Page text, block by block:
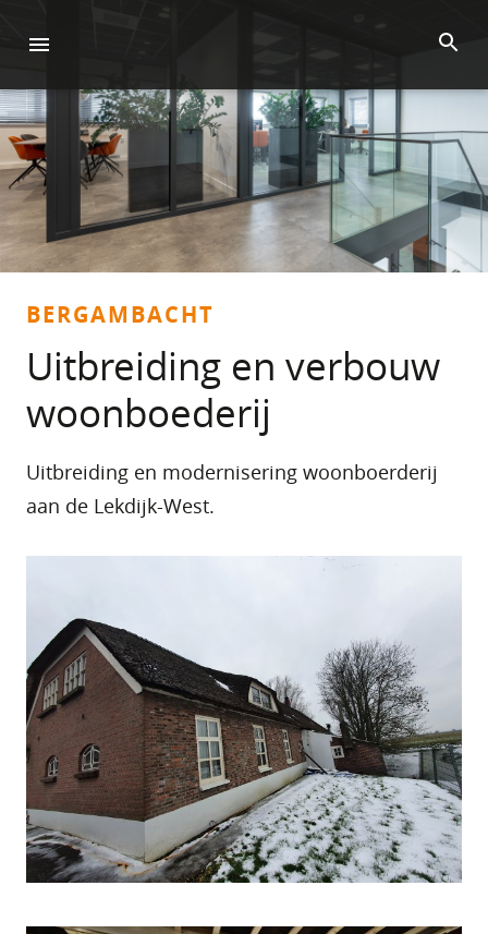
BERGAMBACHT
Uitbreiding en verbouw
woonboederij
Uitbreiding en modernisering woonboerderij
aan de Lekdijk-West.